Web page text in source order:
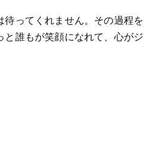
ってくれません。その過程
誰もが笑顔になれて、心が